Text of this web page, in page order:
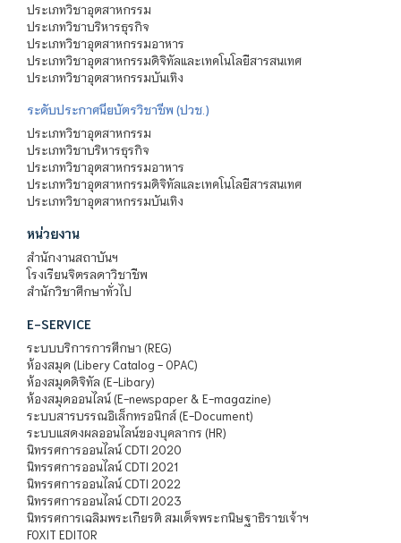
ประเภทวิชาอุตสาหกรรม
ประเภทวิชาบริหารธุรกิจ
ประเภทวิชาอุตสาหกรรมอาหาร
ประเภทวิชาอุตสาหกรรมดิจิทัลและเทคโนโลยีสารสนเทศ
ประเภทวิชาอุตสาหกรรมบันเทิง
ระดับประกาศนียบัตรวิชาชีพ (ปวช.)
ประเภทวิชาอุตสาหกรรม
ประเภทวิชาบริหารธุรกิจ
ประเภทวิชาอุตสาหกรรมอาหาร
ประเภทวิชาอุตสาหกรรมดิจิทัลและเทคโนโลยีสารสนเทศ
ประเภทวิชาอุตสาหกรรมบันเทิง
หน่วยงาน
สำนักงานสถาบันฯ
โรงเรียนจิตรลดาวิชาชีพ
สำนักวิชาศึกษาทั่วไป
E-SERVICE
ระบบบริการการศึกษา (REG)
ห้องสมุด (Libery Catalog - OPAC)
ห้องสมุดดิจิทัล (E-Libary)
ห้องสมุดออนไลน์ (E-newspaper & E-magazine)
ระบบสารบรรณอิเล็กทรอนิกส์ (E-Document)
ระบบแสดงผลออนไลน์ของบุคลากร (HR)
นิทรรศการออนไลน์ CDTI 2020
นิทรรศการออนไลน์ CDTI 2021
นิทรรศการออนไลน์ CDTI 2022
นิทรรศการออนไลน์ CDTI 2023
นิทรรศการเฉลิมพระเกียรติ สมเด็จพระกนิษฐาธิราชเจ้าฯ
FOXIT EDITOR